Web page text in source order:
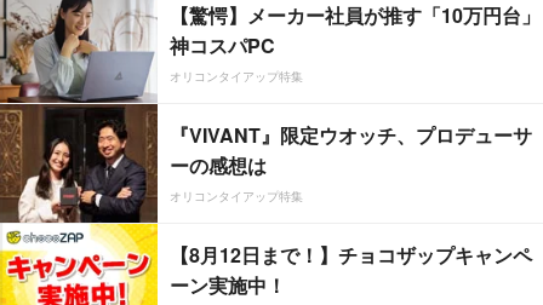
【驚愕】メーカー社員が推す「10万円台」
神コスパPC
オリコンタイアップ特集
『VIVANT』限定ウオッチ、プロデューサ
ーの感想は
オリコンタイアップ特集
【8月12日まで！】チョコザップキャンペ
ーン実施中！